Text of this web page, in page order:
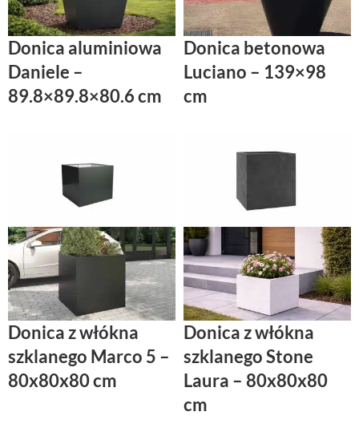
Donica aluminiowa
Daniele –
89.8×89.8×80.6 cm
Donica betonowa
Luciano – 139×98
cm
Donica z włókna
szklanego Marco 5 –
80x80x80 cm
Donica z włókna
szklanego Stone
Laura – 80x80x80
cm